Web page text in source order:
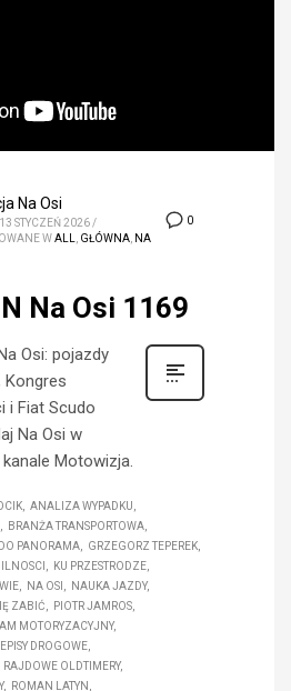
0
Na Osi
STYCZEŃ 2026 /
WALL GŁÓWNA NA
Na Osi 1169
Osi: pojazdy
Kongres
i Fiat Scudo
Na Osi w
Motowizja.
ANALIZA WYPADKU
BRANŻA TRANSPORTOWA
PANORAMA
GRZEGORZ TEPEREK
KU PRZESTRODZE
NA OSI
NAUKA JAZDY
ZABIĆ
PIOTR JAMROS
MOTORYZACYJNY
DROGOWE
RAJDOWE OLDTIMERY
ROMAN LATYN